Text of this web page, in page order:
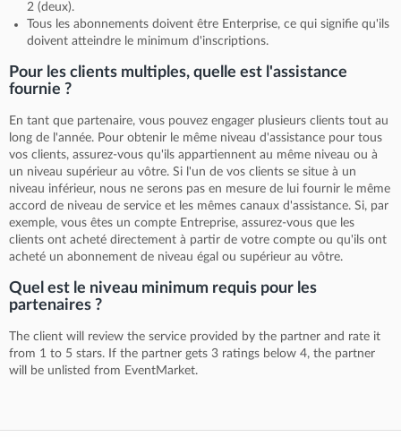
2 (deux).
Tous les abonnements doivent être Enterprise, ce qui signifie qu'ils
doivent atteindre le minimum d'inscriptions.
Pour les clients multiples, quelle est l'assistance
fournie ?
En tant que partenaire, vous pouvez engager plusieurs clients tout au
long de l'année. Pour obtenir le même niveau d'assistance pour tous
vos clients, assurez-vous qu'ils appartiennent au même niveau ou à
un niveau supérieur au vôtre. Si l'un de vos clients se situe à un
niveau inférieur, nous ne serons pas en mesure de lui fournir le même
accord de niveau de service et les mêmes canaux d'assistance. Si, par
exemple, vous êtes un compte Entreprise, assurez-vous que les
clients ont acheté directement à partir de votre compte ou qu'ils ont
acheté un abonnement de niveau égal ou supérieur au vôtre.
Quel est le niveau minimum requis pour les
partenaires ?
The client will review the service provided by the partner and rate it
from 1 to 5 stars. If the partner gets 3 ratings below 4, the partner
will be unlisted from EventMarket.